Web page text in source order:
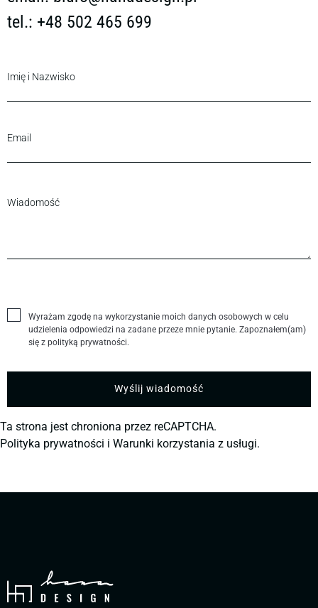
tel.: +48 502 465 699
Wyrażam zgodę na wykorzystanie moich danych osobowych w celu
udzielenia odpowiedzi na zadane przeze mnie pytanie. Zapoznałem(am)
się z polityką prywatności.
Ta strona jest chroniona przez reCAPTCHA.
Polityka prywatności i Warunki korzystania z usługi.